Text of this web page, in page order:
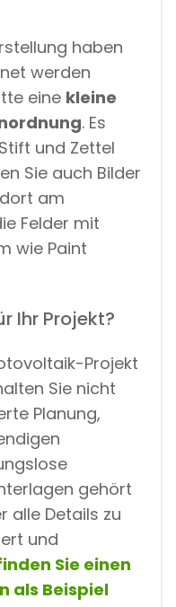
haben
werden
eine kleine
. Es
und Zettel
Sie auch Bilder
am
Felder mit
wie Paint
Ihr Projekt?
Projekt
Sie nicht
Planung,
gehört
alle Details zu
und
Sie einen
als Beispiel